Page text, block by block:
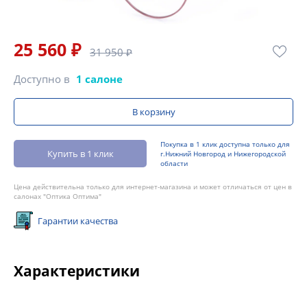
25 560 ₽ 31 950 ₽
Доступно в 1 салоне
В корзину
Купить в 1 клик
Покупка в 1 клик доступна только для
г.Нижний Новгород и Нижегородской
области
Цена действительна только для интернет-магазина и может отличаться от цен в
салонах "Оптика Оптима"
Гарантии качества
Характеристики